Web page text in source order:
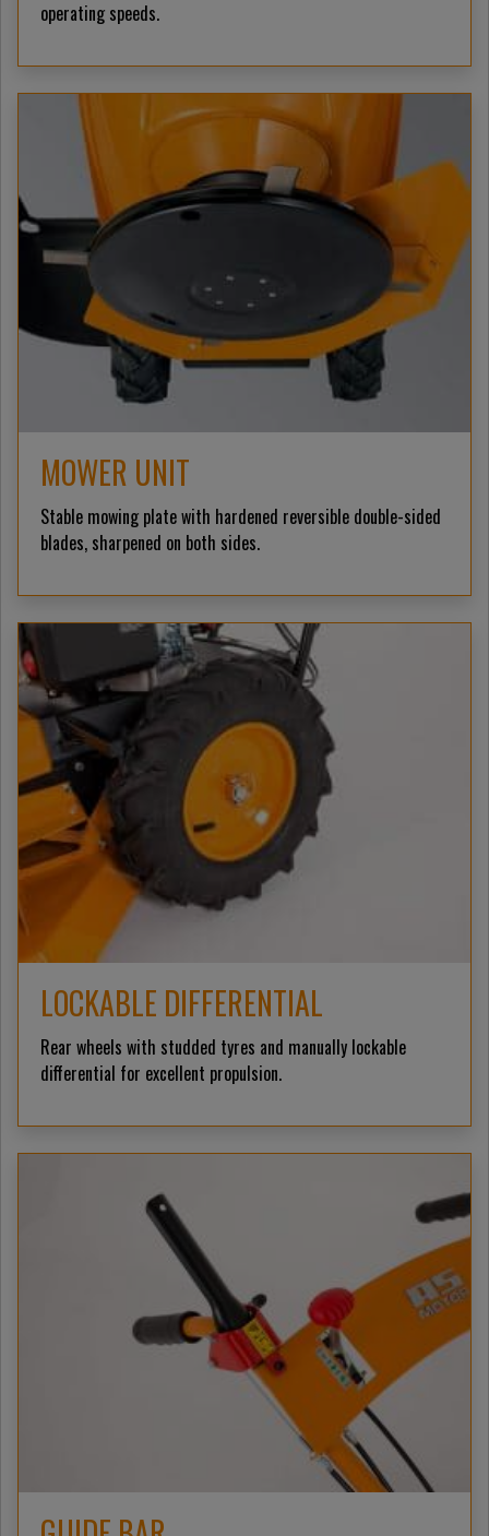
operating speeds.
MOWER UNIT
Stable mowing plate with hardened reversible double-sided
blades, sharpened on both sides.
LOCKABLE DIFFERENTIAL
Rear wheels with studded tyres and manually lockable
differential for excellent propulsion.